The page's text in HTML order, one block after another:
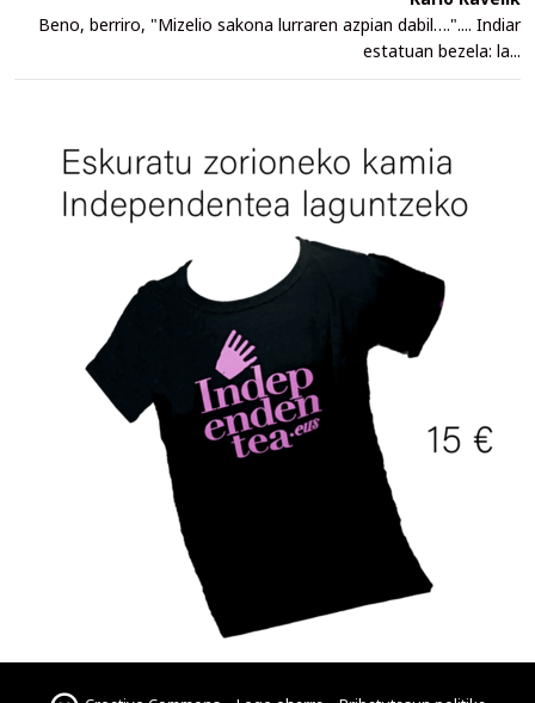
Beno, berriro, "Mizelio sakona lurraren azpian dabil….".... Indiar
estatuan bezela: la...